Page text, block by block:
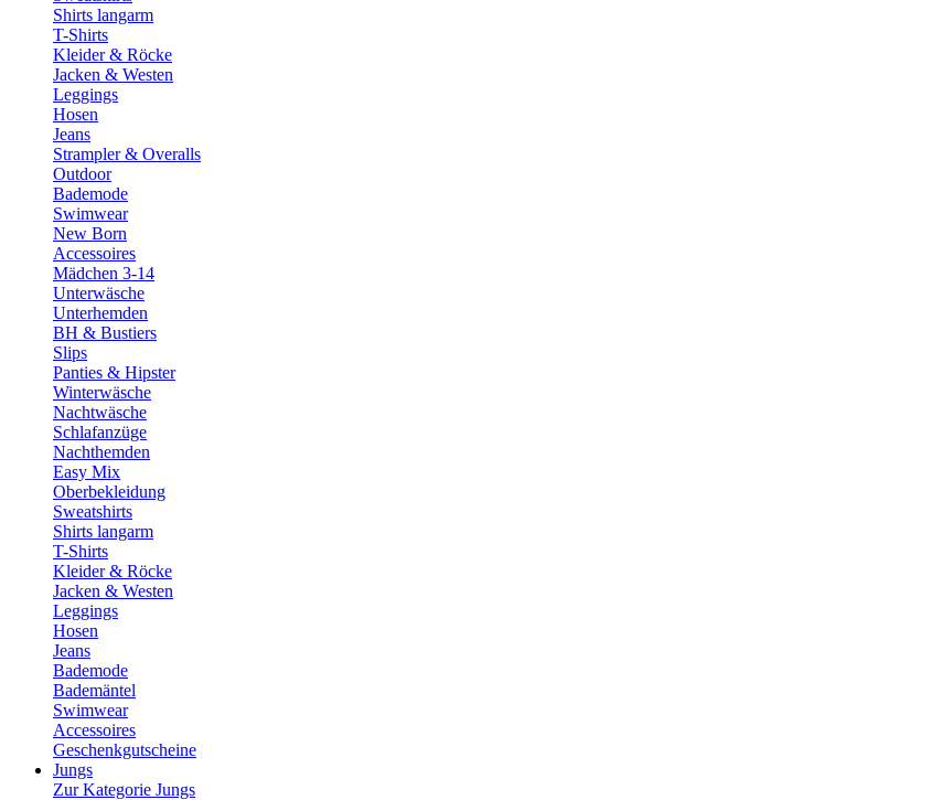
Shirts langarm
T-Shirts
Kleider & Röcke
Jacken & Westen
Leggings
Hosen
Jeans
Strampler & Overalls
Outdoor
Bademode
Swimwear
New Born
Accessoires
Mädchen 3-14
Unterwäsche
Unterhemden
BH & Bustiers
Slips
Panties & Hipster
Winterwäsche
Nachtwäsche
Schlafanzüge
Nachthemden
Easy Mix
Oberbekleidung
Sweatshirts
Shirts langarm
T-Shirts
Kleider & Röcke
Jacken & Westen
Leggings
Hosen
Jeans
Bademode
Bademäntel
Swimwear
Accessoires
Geschenkgutscheine
Jungs
Zur Kategorie Jungs